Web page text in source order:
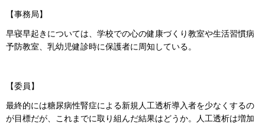
【事務局】
早寝早起きについては、学校での心の健康づくり教室や生活習慣病
予防教室、乳幼児健診時に保護者に周知している。
【委員】
最終的には糖尿病性腎症による新規人工透析導入者を少なくするの
が目標だが、これまでに取り組んだ結果はどうか。人工透析は増加